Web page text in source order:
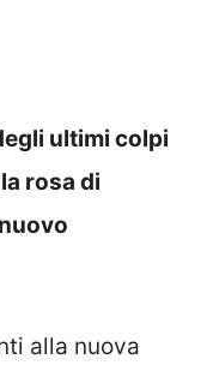
ultimi colpi
rosa di
alla nuova